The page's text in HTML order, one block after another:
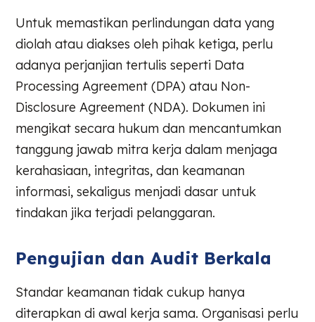
Untuk memastikan perlindungan data yang
diolah atau diakses oleh pihak ketiga, perlu
adanya perjanjian tertulis seperti Data
Processing Agreement (DPA) atau Non-
Disclosure Agreement (NDA). Dokumen ini
mengikat secara hukum dan mencantumkan
tanggung jawab mitra kerja dalam menjaga
kerahasiaan, integritas, dan keamanan
informasi, sekaligus menjadi dasar untuk
tindakan jika terjadi pelanggaran.
Pengujian dan Audit Berkala
Standar keamanan tidak cukup hanya
diterapkan di awal kerja sama. Organisasi perlu